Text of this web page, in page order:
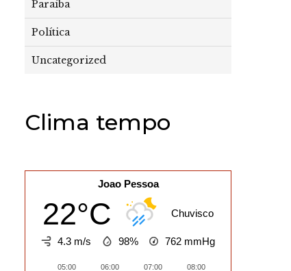
Paraíba
Política
Uncategorized
Clima tempo
Joao Pessoa
22°C Chuvisco
4.3 m/s 98% 762 mmHg
05:00 06:00 07:00 08:00